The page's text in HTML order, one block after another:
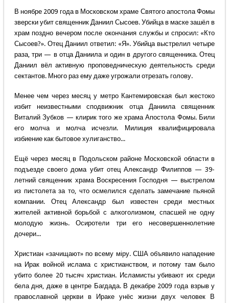
В ноябре 2009 года в Московском храме Святого апостола Фомы
зверски убит священник Даниил Сысоев. Убийца в маске зашёл в
храм поздно вечером после окончания службы и спросил: «Кто
Сысоев?». Отец Даниил ответил: «Я». Убийца выстрелил четыре
раза, три — в отца Даниила и один в другого священника. Отец
Даниил вёл активную проповедническую деятельность среди
сектантов. Много раз ему даже угрожали отрезать голову.
Менее чем через месяц у метро Кантемировская был жестоко
избит неизвестными сподвижник отца Даниила священник
Виталий Зубков — клирик того же храма Апостола Фомы. Били
его молча и молча исчезли. Милиция квалифицировала
избиение как бытовое хулиганство...
Ещё через месяц в Подольском районе Московской области в
подъезде своего дома убит отец Александр Филиппов — 39-
летний священник храма Воскресения Господня — выстрелом
из пистолета за то, что осмелился сделать замечание пьяной
компании. Отец Александр был известен среди местных
жителей активной борьбой с алкоголизмом, спасшей не одну
молодую жизнь. Осиротели три его несовершеннолетние
дочери...
Христиан «зачищают» по всему мiру. США объявило нападение
на Ирак войной ислама с христианством, и потому там было
убито более 20 тысяч христиан. Исламисты убивают их среди
бела дня, даже в центре Багдада. В декабре 2009 года взрыв у
православной церкви в Ираке унёс жизни двух человек В